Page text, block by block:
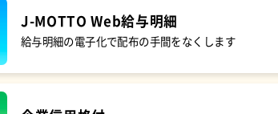
J-MOTTOWeb給与明細
給与明細の電子化で配布の手間をなくします